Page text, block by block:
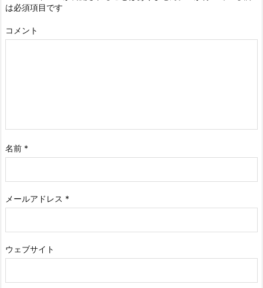
は必須項目です
コメント
名前 *
メールアドレス *
ウェブサイト